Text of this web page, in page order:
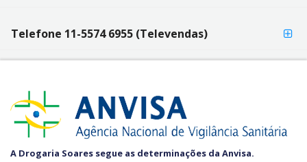
Telefone 11-5574 6955 (Televendas)
A Drogaria Soares segue as determinações da Anvisa.